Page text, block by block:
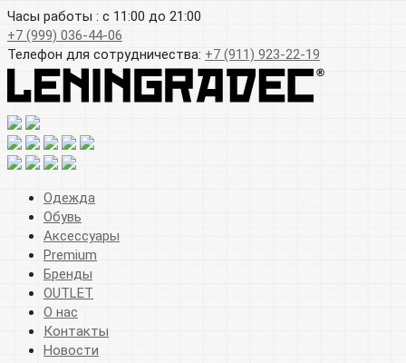
Часы работы : с 11:00 до 21:00
+7 (999) 036-44-06
Телефон для сотрудничества: +7 (911) 923-22-19
Одежда
Обувь
Аксессуары
Premium
Бренды
OUTLET
О нас
Контакты
Новости